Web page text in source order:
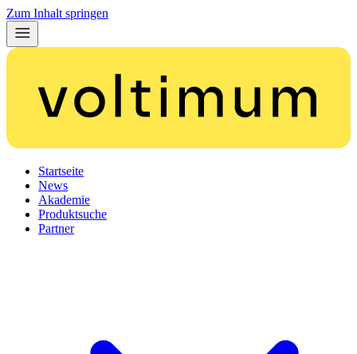
Zum Inhalt springen
Startseite
News
Akademie
Produktsuche
Partner